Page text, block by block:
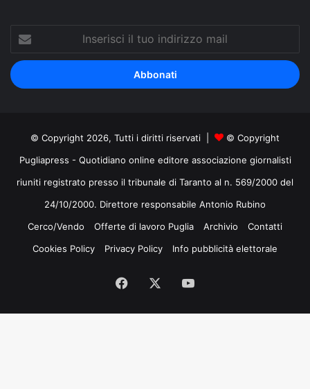
tuo
indirizzo
mail
© Copyright 2026, Tutti i diritti riservati |
© Copyright
Pugliapress - Quotidiano online editore associazione giornalisti
riuniti registrato presso il tribunale di Taranto al n. 569/2000 del
24/10/2000. Direttore responsabile Antonio Rubino
Cerco/Vendo
Offerte di lavoro Puglia Archivio
Contatti
Cookies Policy
Privacy Policy Info pubblicità elettorale
Facebook
Tube